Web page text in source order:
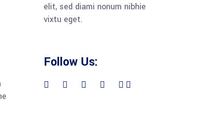
elit, sed diami nonum nibhie
vixtu eget.
Follow Us: